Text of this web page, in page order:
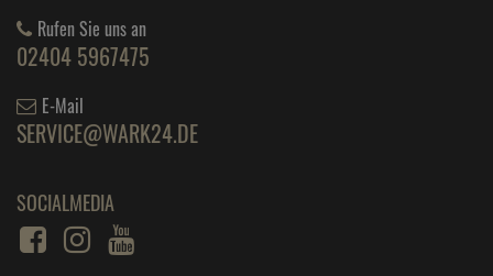
Rufen Sie uns an
02404 5967475
E-Mail
SERVICE@WARK24.DE
SOCIALMEDIA